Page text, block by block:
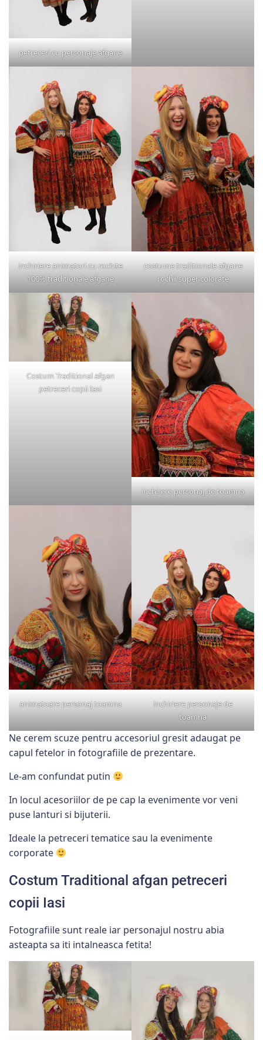
petreceri cu personaje afgane
inchiriere animatori cu rochite
100% traditionale afgane
costume traditionale afgane
rochii super colorate
Costum Traditional afgan
petreceri copii Iasi
inchirere personaj de toamna
animatoare personaj toamna
inchiriere personaje de
toamna
Ne cerem scuze pentru accesoriul gresit adaugat pe
capul fetelor in fotografiile de prezentare.
Le-am confundat putin
In locul acesoriilor de pe cap la evenimente vor veni
puse lanturi si bijuterii.
Ideale la petreceri tematice sau la evenimente
corporate
Costum Traditional afgan petreceri
copii Iasi
Fotografiile sunt reale iar personajul nostru abia
asteapta sa iti intalneasca fetita!